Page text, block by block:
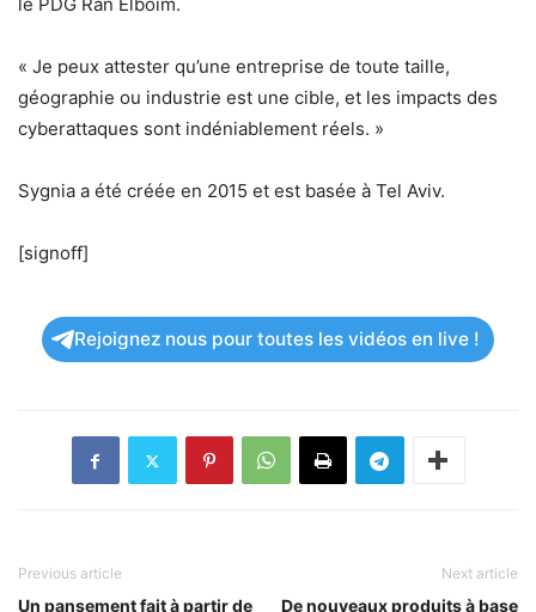
« Je peux attester qu’une entreprise de toute taille,
géographie ou industrie est une cible, et les impacts des
cyberattaques sont indéniablement réels. »
Sygnia a été créée en 2015 et est basée à Tel Aviv.
[signoff]
Rejoignez nous pour toutes les vidéos en live !
Previous article
Un pansement fait à partir de
Next article
De nouveaux produits à base